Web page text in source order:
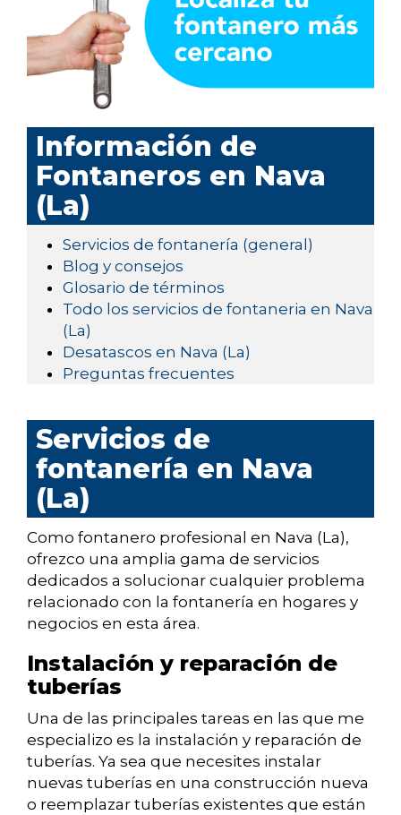
Información de
Fontaneros en Nava
(La)
Servicios de fontanería (general)
Blog y consejos
Glosario de términos
Todo los servicios de fontaneria en Nava
(La)
Desatascos en Nava (La)
Preguntas frecuentes
Servicios de
fontanería en Nava
(La)
Como fontanero profesional en Nava (La),
ofrezco una amplia gama de servicios
dedicados a solucionar cualquier problema
relacionado con la fontanería en hogares y
negocios en esta área.
Instalación y reparación de
tuberías
Una de las principales tareas en las que me
especializo es la instalación y reparación de
tuberías. Ya sea que necesites instalar
nuevas tuberías en una construcción nueva
o reemplazar tuberías existentes que están